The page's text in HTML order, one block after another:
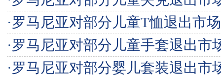
·罗马尼亚对部分儿童T恤退出市场
·罗马尼亚对部分儿童手套退出市
·罗马尼亚对部分婴儿套装退出市